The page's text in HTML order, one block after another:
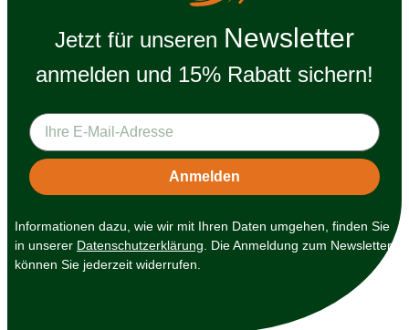
Jetzt für unseren Newsletter
anmelden und 15% Rabatt sichern!
Informationen dazu, wie wir mit Ihren Daten umgehen, finden Sie
in unserer Datenschutzerklärung . Die Anmeldung zum Newsletter
können Sie jederzeit widerrufen.